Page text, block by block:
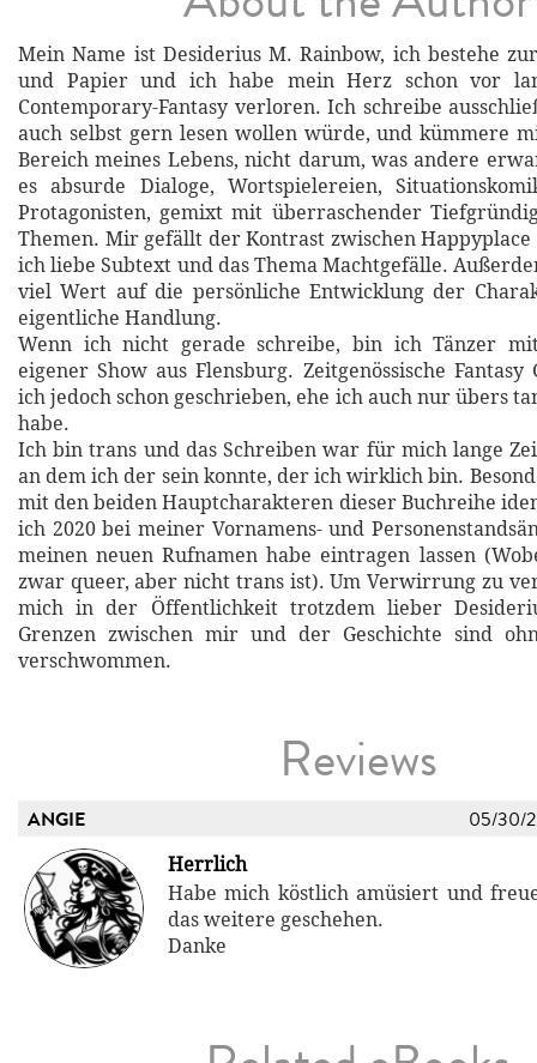
Mein Name ist Desiderius M. Rainbow, ich bestehe
und Papier und ich habe mein Herz schon vor
Contemporary-Fantasy verloren. Ich schreibe
auch selbst gern lesen wollen würde, und kümmere
Bereich meines Lebens, nicht darum, was andere
es absurde Dialoge, Wortspielereien,
Protagonisten, gemixt mit überraschender
Themen. Mir gefällt der Kontrast zwischen Happyplace
ich liebe Subtext und das Thema Machtgefälle.
viel Wert auf die persönliche Entwicklung der
eigentliche Handlung.
Wenn ich nicht gerade schreibe, bin ich Tänzer
eigener Show aus Flensburg. Zeitgenössische Fantasy
ich jedoch schon geschrieben, ehe ich auch nur übers
habe.
Ich bin trans und das Schreiben war für mich lange
an dem ich der sein konnte, der ich wirklich bin.
mit den beiden Hauptcharakteren dieser Buchreihe
ich 2020 bei meiner Vornamens- und
meinen neuen Rufnamen habe eintragen lassen
zwar queer, aber nicht trans ist). Um Verwirrung zu
mich in der Öffentlichkeit trotzdem lieber
Grenzen zwischen mir und der Geschichte sind
verschwommen.
Reviews
ANGIE 05/30/
Herrlich
Habe mich köstlich amüsiert und
das weitere geschehen.
Danke